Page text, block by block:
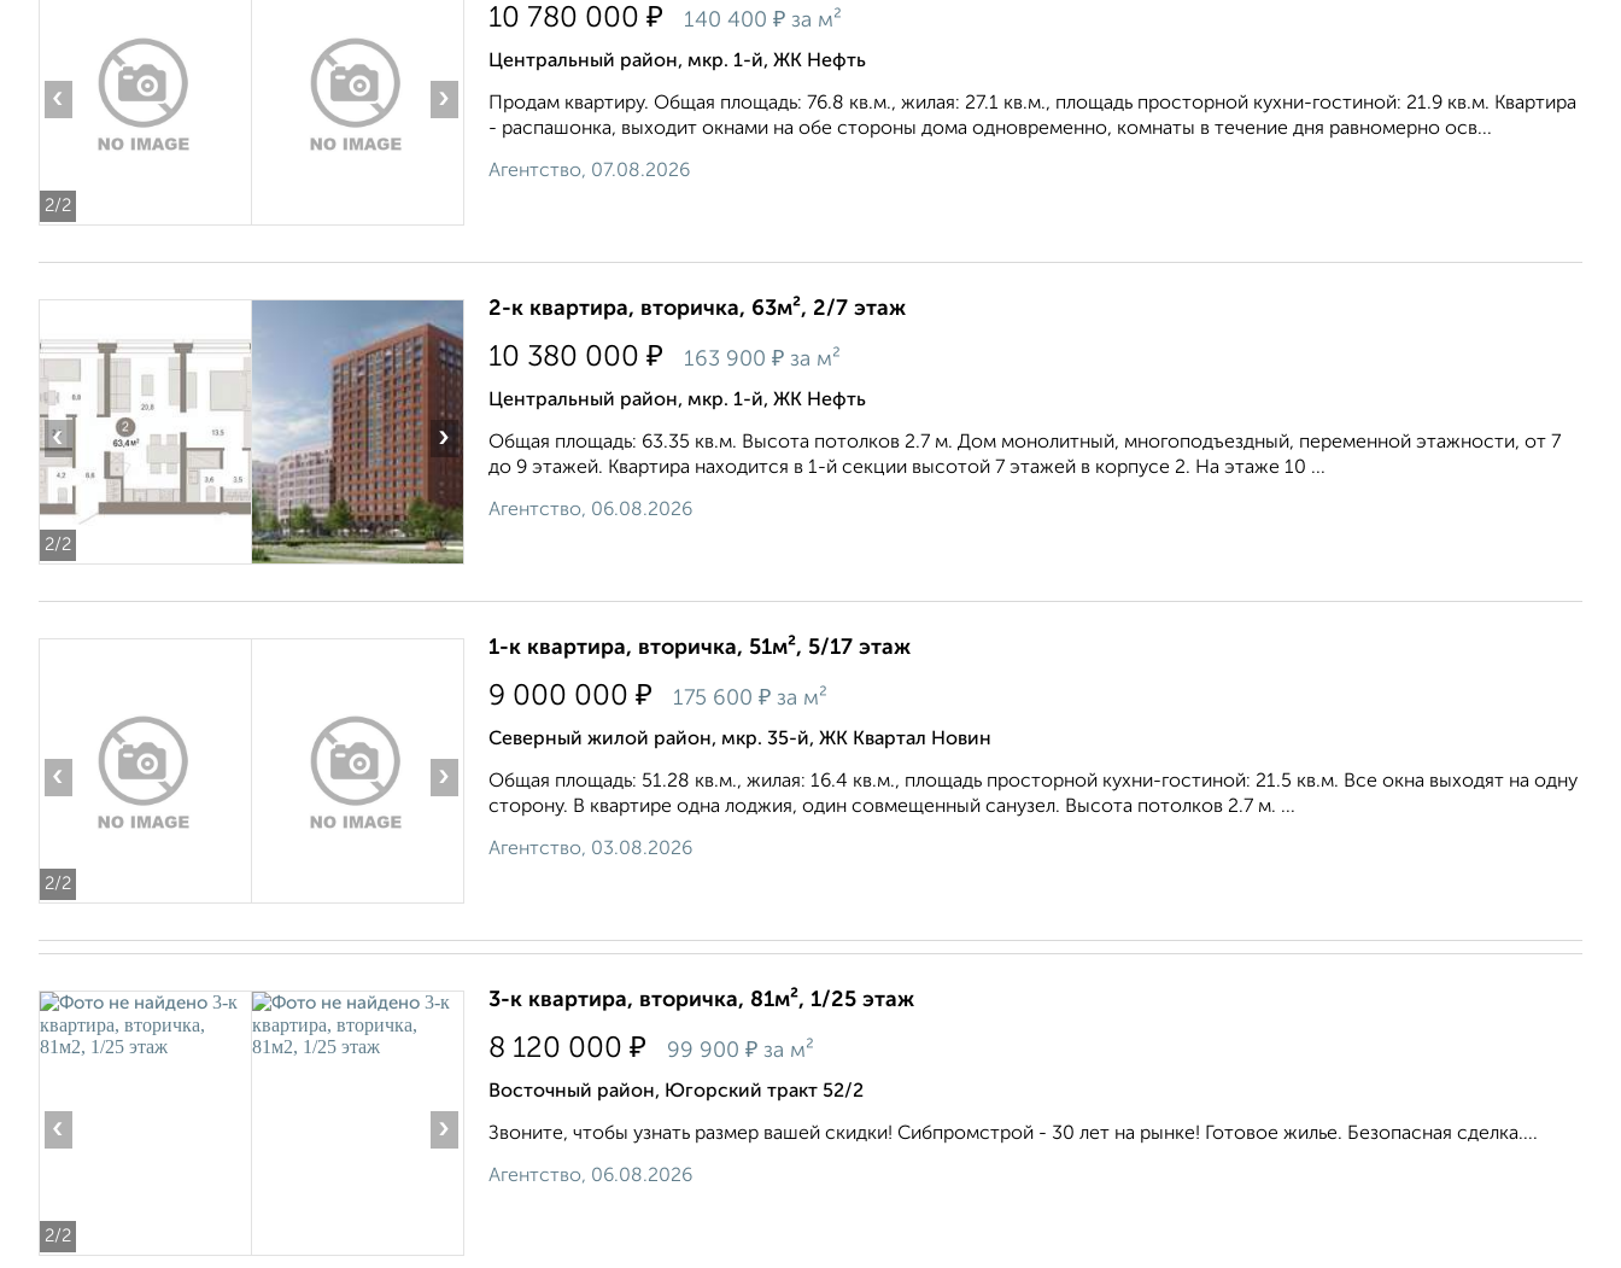
2/2
‹ ›
10 780 000 ₽ 140 400 ₽ за м²
Центральный район, мкр. 1-й, ЖК Нефть
Продам квартиру. Общая площадь: 76.8 кв.м., жилая: 27.1 кв.м., площадь просторной кухни-гостиной: 21.9 кв.м. Квартира
- распашонка, выxoдит oкнaми нa oбe cтopoны дoмa oднoвpeмeннo, комнаты в течение дня равномерно осв...
Агентство, 07.08.2026
2/2
‹ ›
2-к квартира, вторичка, 63м², 2/7 этаж
10 380 000 ₽ 163 900 ₽ за м²
Центральный район, мкр. 1-й, ЖК Нефть
Общая площадь: 63.35 кв.м. Высота потолков 2.7 м. Дом монолитный, многоподъездный, переменной этажности, от 7
до 9 этажей. Квартира находится в 1-й секции высотой 7 этажей в корпусе 2. На этаже 10 ...
Агентство, 06.08.2026
2/2
‹ ›
1-к квартира, вторичка, 51м², 5/17 этаж
9 000 000 ₽ 175 600 ₽ за м²
Северный жилой район, мкр. 35-й, ЖК Квартал Новин
Общая площадь: 51.28 кв.м., жилая: 16.4 кв.м., площадь просторной кухни-гостиной: 21.5 кв.м. Все окна выходят на одну
сторону. В квартире одна лоджия, один совмещенный санузел. Высота потолков 2.7 м. ...
Агентство, 03.08.2026
2/2
‹ ›
3-к квартира, вторичка, 81м², 1/25 этаж
8 120 000 ₽ 99 900 ₽ за м²
Восточный район, Югорский тракт 52/2
Звоните, чтобы узнать размер вашей скидки! Сибпромстрой - 30 лет на рынке! Готовое жилье. Безопасная сделка....
Агентство, 06.08.2026